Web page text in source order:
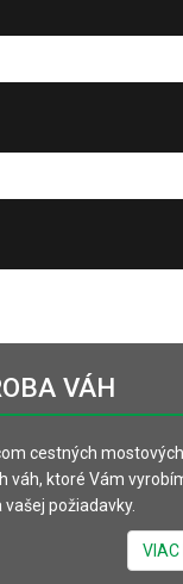
VÁH
cestných
váh, ktoré Vám
požiadavky.
VIAC